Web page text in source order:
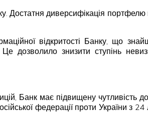
Достатня диверсифікація
відкритості Банку, що
дозволило знизити ступінь
Банк має підвищену
федерації проти України